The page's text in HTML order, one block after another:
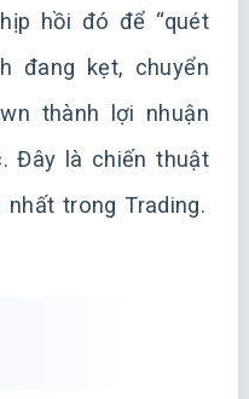
hồi đó để “quét
đang kẹt, chuyển
thành lợi nhuận
Đây là chiến thuật
nhất trong Trading.